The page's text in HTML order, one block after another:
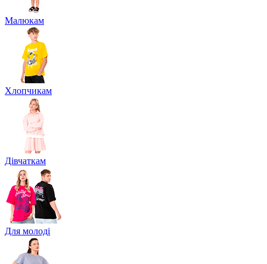
Малюкам
Хлопчикам
Дівчаткам
Для молоді